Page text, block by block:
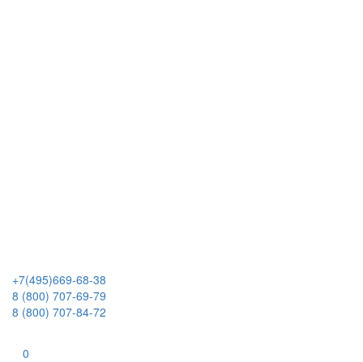
+7(495)669-68-38
8 (800) 707-69-79
8 (800) 707-84-72
0